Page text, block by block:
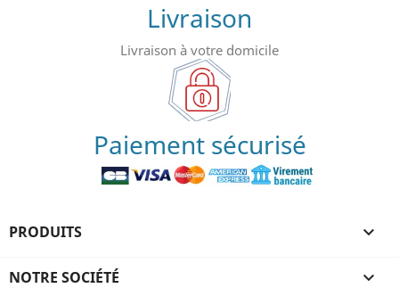
Livraison
Livraison à votre domicile
Paiement sécurisé
PRODUITS 
NOTRE SOCIÉTÉ 